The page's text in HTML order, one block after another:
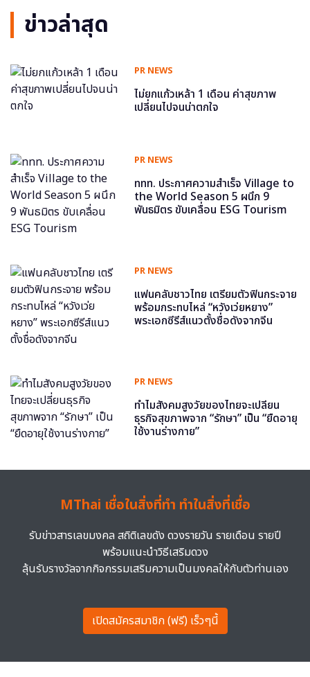
ข่าวล่าสุด
PR NEWS
ไม่ยกแก้วเหล้า 1 เดือน ค่าสุขภาพ
เปลี่ยนไปจนน่าตกใจ
PR NEWS
ททท. ประกาศความสำเร็จ Village to
the World Season 5 ผนึก 9
พันธมิตร ขับเคลื่อน ESG Tourism
PR NEWS
แฟนคลับชาวไทย เตรียมตัวฟินกระจาย
พร้อมกระทบไหล่ “หวังเว่ยหยาง”
พระเอกซีรีส์แนวตั้งชื่อดังจากจีน
PR NEWS
ทำไมสังคมสูงวัยของไทยจะเปลี่ยน
ธุรกิจสุขภาพจาก “รักษา” เป็น “ยืดอายุ
ใช้งานร่างกาย”
MThai เชื่อในสิ่งที่ทำ ทำในสิ่งที่เชื่อ
รับข่าวสารเลขมงคล สถิติเลขดัง ดวงรายวัน รายเดือน รายปี
พร้อมแนะนำวิธีเสริมดวง
ลุ้นรับรางวัลจากกิจกรรมเสริมความเป็นมงคลให้กับตัวท่านเอง
เปิดสมัครสมาชิก (ฟรี) เร็วๆนี้